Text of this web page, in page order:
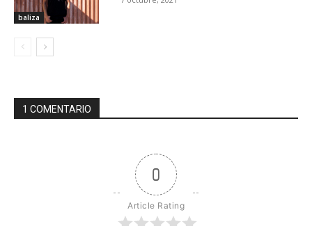
baliza
1 COMENTARIO
0
Article Rating